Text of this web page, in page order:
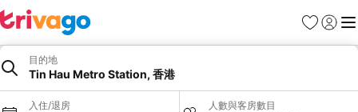
收藏夾
登入 選
目的地
Tin Hau Metro Station, 香港
入住/退房 人數與客房數目